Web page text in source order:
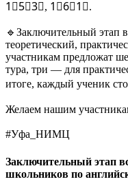
1⃣5⃣3⃣, 1⃣6⃣1⃣.
🔹Заключительный этап
теоретический,
участникам предложат
тура, три — для
итоге, каждый ученик
Желаем нашим
#Уфа_НИМЦ
Заключительный этап
школьников по